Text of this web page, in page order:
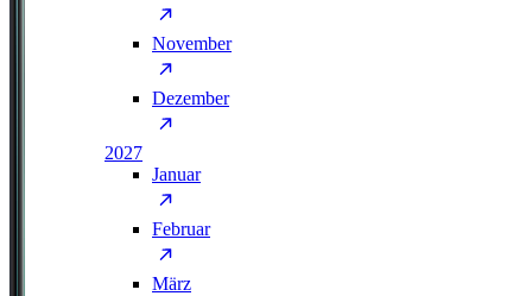
November
Dezember
2027
Januar
Februar
März